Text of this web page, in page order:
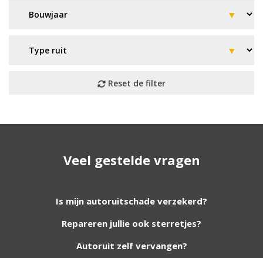
verder!
Wij zijn continu bezig met het toevoegen van
ruit er niet tussen? Grote kans dat wij deze wel
hebben. Vul het formulier in en wij nemen
Veel gestelde vragen
Is mijn autoruitschade verzekerd?
Repareren jullie ook sterretjes?
Autoruit zelf vervangen?